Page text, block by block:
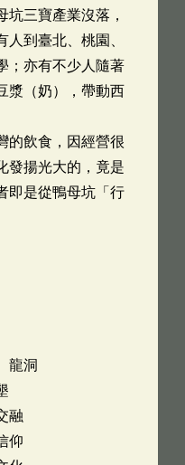
坑三寶產業沒落，
人到臺北、桃園、
；亦有不少人隨著
漿（奶），帶動西
的飲食，因經營很
發揚光大的，竟是
即是從鴨母坑「行
龍洞
融
仰